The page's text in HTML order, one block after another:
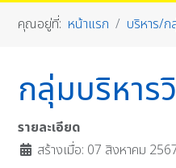
คุณอยู่ที่: หน้าแรก บริหาร/ก
กลุ่มบริหาร
รายละเอียด
สร้างเมื่อ: 07 สิงหาคม